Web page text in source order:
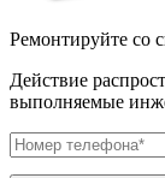
Ремонтируйте со
Действие
выполняемые